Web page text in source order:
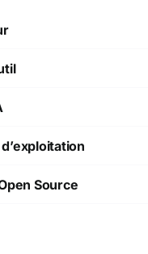
Source